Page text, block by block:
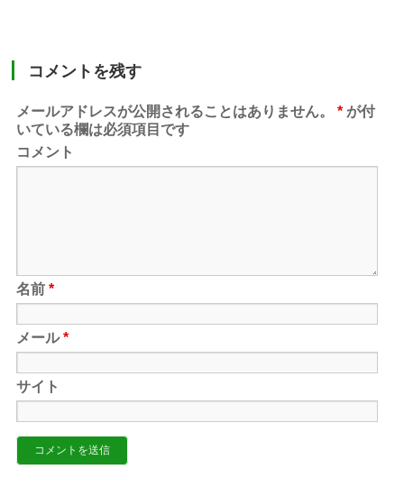
コメントを残す
メールアドレスが公開されることはありません。 * が付
いている欄は必須項目です
コメント
名前*
メール*
サイト